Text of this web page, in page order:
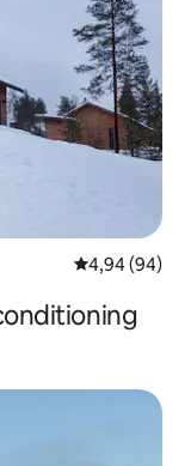
Gemiddelde
4,94 (94)